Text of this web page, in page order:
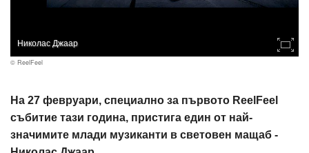
Николас Джаар
© ReelFeel
На 27 февруари, специално за първото ReelFeel
събитие тази година, пристига един от най-
значимите млади музиканти в световен мащаб -